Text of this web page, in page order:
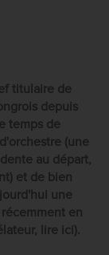
titulaire de
depuis
temps de
(une
au départ,
et de bien
une
en
lire ici).